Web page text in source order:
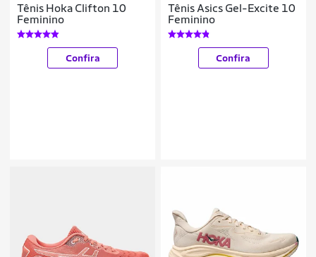
Tênis Hoka Clifton 10
Feminino
Confira
Tênis Asics Gel-Excite 10
Feminino
Confira